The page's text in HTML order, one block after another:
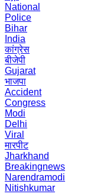
National
Police
Bihar
India
कांग्रेस
बीजेपी
Gujarat
भाजपा
Accident
Congress
Modi
Delhi
Viral
मारपीट
Jharkhand
Breakingnews
Narendramodi
Nitishkumar